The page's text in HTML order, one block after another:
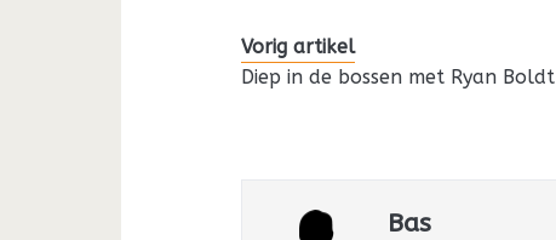
Vorig artikel
Diep in de bossen met Ryan Boldt
Bas